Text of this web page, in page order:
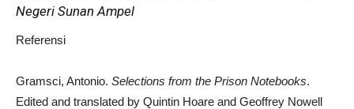
Negeri Sunan Ampel
Referensi
Gramsci, Antonio. Selections from the Prison Notebooks.
Edited and translated by Quintin Hoare and Geoffrey Nowell